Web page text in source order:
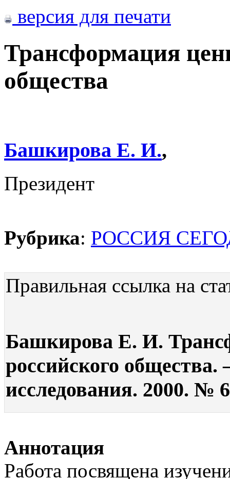
версия для печати
Трансформация
общества
Башкирова Е. И.,
Президент
Рубрика: РОССИЯ
Правильная ссылка на
Башкирова Е. И.
российского
исследования. 2000. №
Аннотация
Работа посвящена